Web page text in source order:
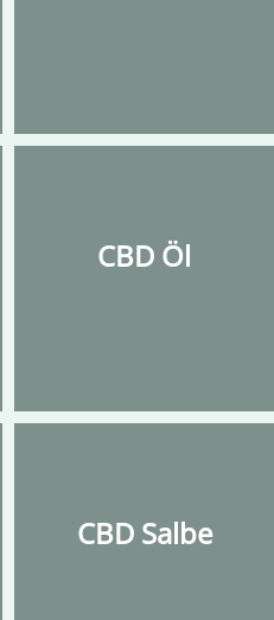
CBD Öl
CBD Salbe